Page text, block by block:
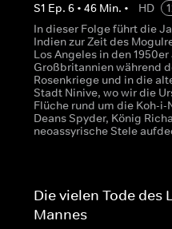
S1 Ep.6 •46 Min. • HD
In dieser Folge führt die
Indien zur Zeit des
Los Angeles in den
Großbritannien während
Rosenkriege und in die
Stadt Ninive, wo wir die
Flüche rund um die Koh-i-
Deans Spyder, König
neoassyrische Stele
Die vielen Tode des
Mannes